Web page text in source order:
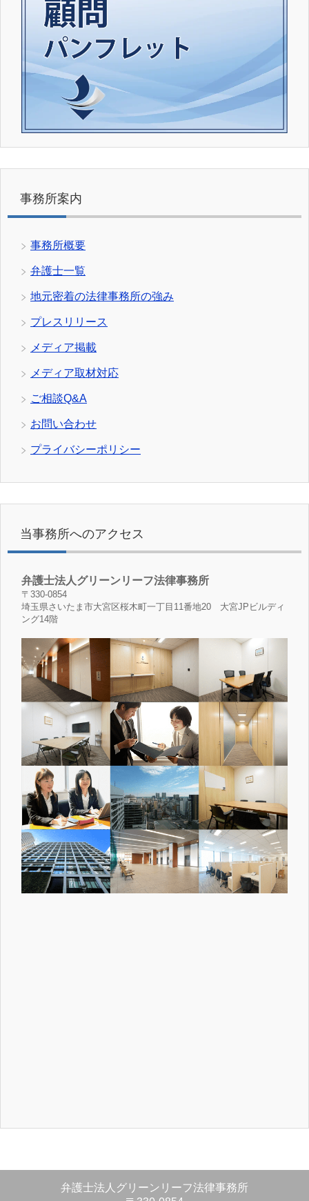
事務所案内
事務所概要
弁護士一覧
地元密着の法律事務所の強み
プレスリリース
メディア掲載
メディア取材対応
ご相談Q&A
お問い合わせ
プライバシーポリシー
当事務所へのアクセス
弁護士法人グリーンリーフ法律事務所
〒330-0854
埼玉県さいたま市大宮区桜木町一丁目11番地20 大宮JPビルディ
ング14階
弁護士法人グリーンリーフ法律事務所